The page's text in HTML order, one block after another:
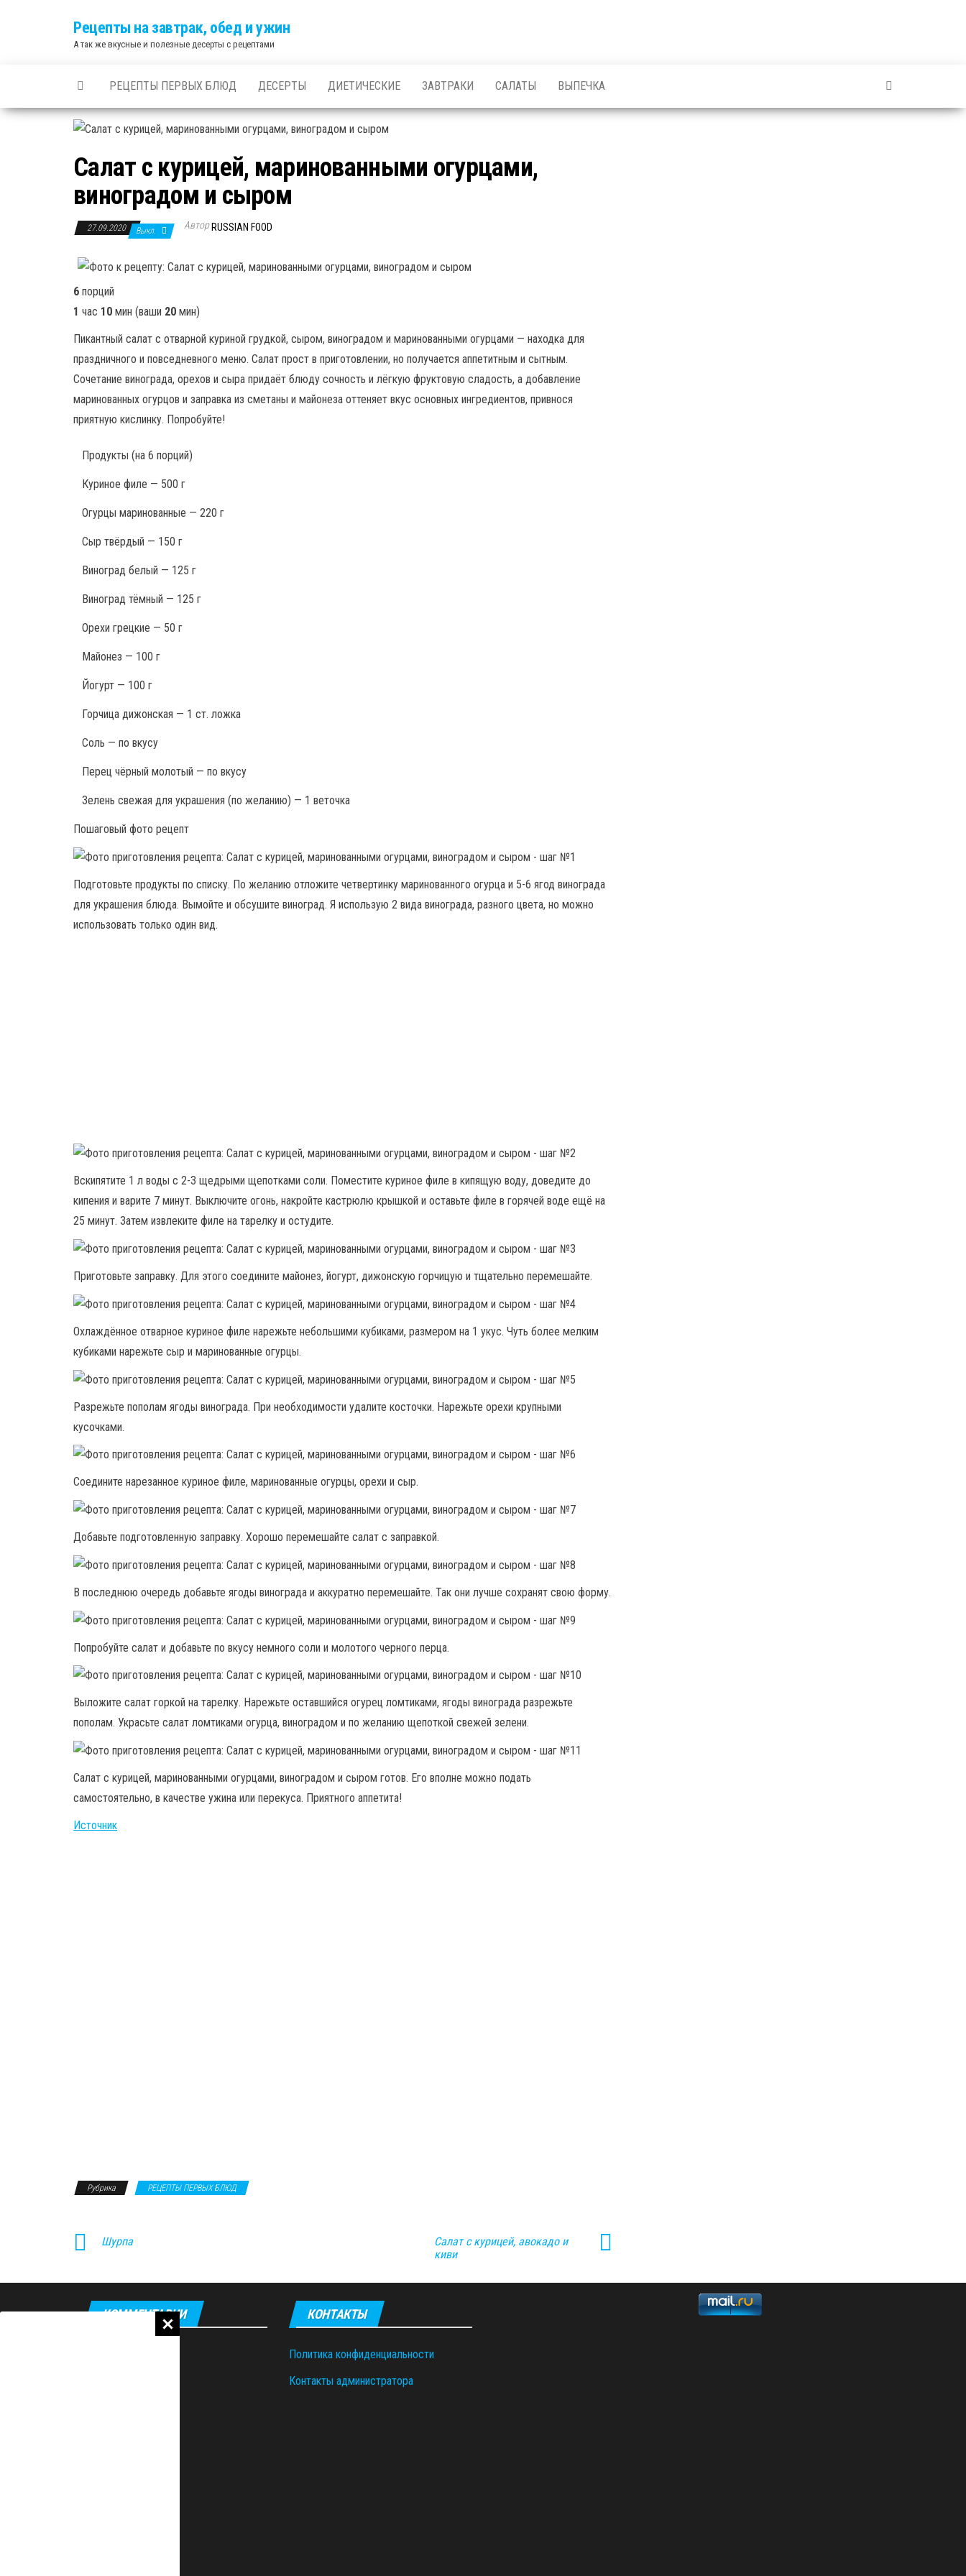
Рецепты на завтрак, обед и ужин
А так же вкусные и полезные десерты с рецептами
РЕЦЕПТЫ ПЕРВЫХ БЛЮД ДЕСЕРТЫ ДИЕТИЧЕСКИЕ ЗАВТРАКИ САЛАТЫ ВЫПЕЧКА
Салат с курицей, маринованными огурцами,
виноградом и сыром
27.09.2020 Выкл. Автор RUSSIAN FOOD
6 порций
1 час 10 мин (ваши 20 мин)
Пикантный салат с отварной куриной грудкой, сыром, виноградом и маринованными огурцами — находка для
праздничного и повседневного меню. Салат прост в приготовлении, но получается аппетитным и сытным.
Сочетание винограда, орехов и сыра придаёт блюду сочность и лёгкую фруктовую сладость, а добавление
маринованных огурцов и заправка из сметаны и майонеза оттеняет вкус основных ингредиентов, привнося
приятную кислинку. Попробуйте!
Продукты (на 6 порций)
Куриное филе — 500 г
Огурцы маринованные — 220 г
Сыр твёрдый — 150 г
Виноград белый — 125 г
Виноград тёмный — 125 г
Орехи грецкие — 50 г
Майонез — 100 г
Йогурт — 100 г
Горчица дижонская — 1 ст. ложка
Соль — по вкусу
Перец чёрный молотый — по вкусу
Зелень свежая для украшения (по желанию) — 1 веточка
Пошаговый фото рецепт
Подготовьте продукты по списку. По желанию отложите четвертинку маринованного огурца и 5-6 ягод винограда
для украшения блюда. Вымойте и обсушите виноград. Я использую 2 вида винограда, разного цвета, но можно
использовать только один вид.
Вскипятите 1 л воды с 2-3 щедрыми щепотками соли. Поместите куриное филе в кипящую воду, доведите до
кипения и варите 7 минут. Выключите огонь, накройте кастрюлю крышкой и оставьте филе в горячей воде ещё на
25 минут. Затем извлеките филе на тарелку и остудите.
Приготовьте заправку. Для этого соедините майонез, йогурт, дижонскую горчицую и тщательно перемешайте.
Охлаждённое отварное куриное филе нарежьте небольшими кубиками, размером на 1 укус. Чуть более мелким
кубиками нарежьте сыр и маринованные огурцы.
Разрежьте пополам ягоды винограда. При необходимости удалите косточки. Нарежьте орехи крупными
кусочками.
Соедините нарезанное куриное филе, маринованные огурцы, орехи и сыр.
Добавьте подготовленную заправку. Хорошо перемешайте салат с заправкой.
В последнюю очередь добавьте ягоды винограда и аккуратно перемешайте. Так они лучше сохранят свою форму.
Попробуйте салат и добавьте по вкусу немного соли и молотого черного перца.
Выложите салат горкой на тарелку. Нарежьте оставшийся огурец ломтиками, ягоды винограда разрежьте
пополам. Украсьте салат ломтиками огурца, виноградом и по желанию щепоткой свежей зелени.
Салат с курицей, маринованными огурцами, виноградом и сыром готов. Его вполне можно подать
самостоятельно, в качестве ужина или перекуса. Приятного аппетита!
Источник
Рубрика РЕЦЕПТЫ ПЕРВЫХ БЛЮД
Шурпа
Салат с курицей, авокадо и
киви
КОММЕНТАРИИ КОНТАКТЫ
Политика конфиденциальности
Контакты администратора